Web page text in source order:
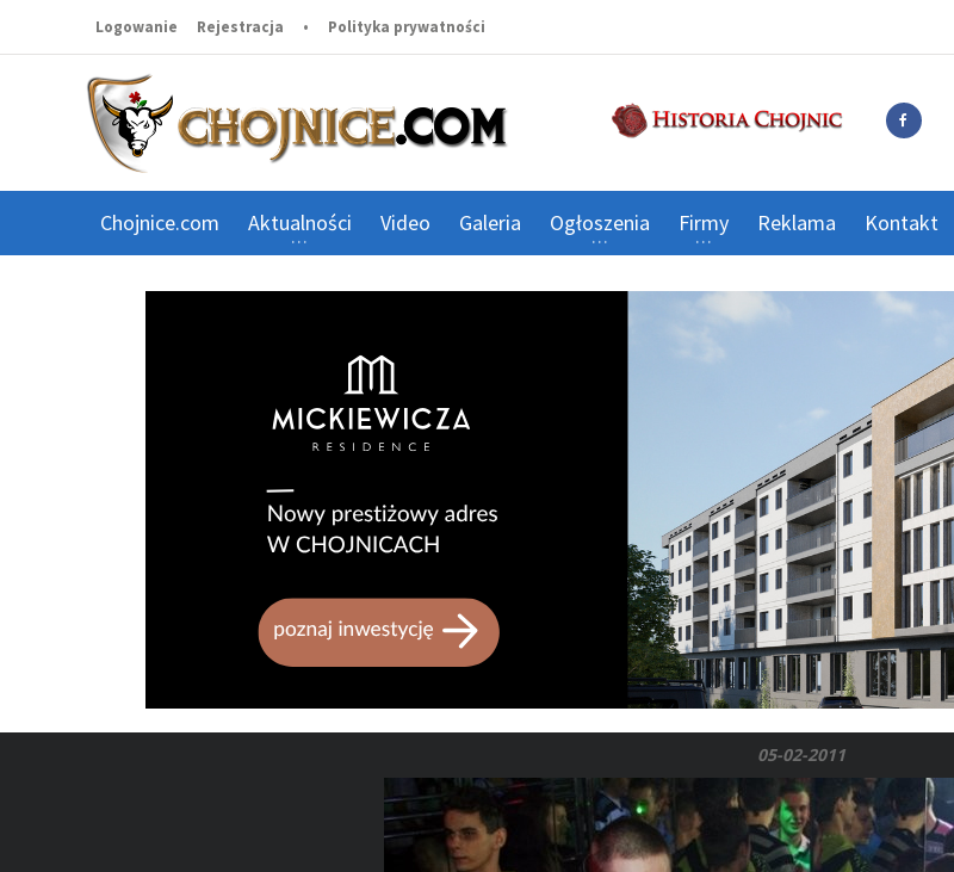
Logowanie Rejestracja • Polityka prywatności
Chojnice.com Aktualności Video Galeria Ogłoszenia Firmy Reklama Kontakt
05-02-2011